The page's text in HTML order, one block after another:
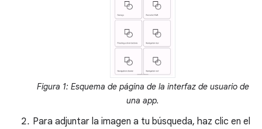
Figura 1: Esquema de página de la interfaz de usuario de
una app.
Para adjuntar la imagen a tu búsqueda, haz clic en el